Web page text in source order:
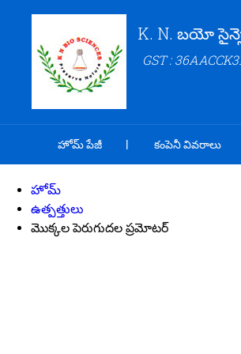
K. N. బయో
GST :
హోమ్ పేజీ కంపెనీ వివరాలు
హోమ్
ఉత్పత్తులు
మొక్కల పెరుగుదల ప్రమోటర్